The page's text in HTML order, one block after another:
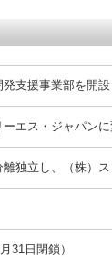
発支援事業部を開
エス・ジャパン
離独立し、（株）
31日閉鎖）